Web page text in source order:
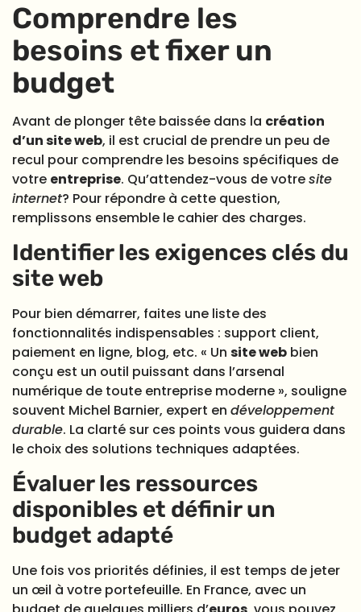
Comprendre les
besoins et fixer un
budget
Avant de plonger tête baissée dans la création
d’un site web, il est crucial de prendre un peu de
recul pour comprendre les besoins spécifiques de
votre entreprise. Qu’attendez-vous de votresite
internet? Pour répondre à cette question,
remplissons ensemble le cahier des charges.
Identifier les exigences clés du
site web
Pour bien démarrer, faites une liste des
fonctionnalités indispensables : support client,
paiement en ligne, blog, etc. « Un site web bien
conçu est un outil puissant dans l’arsenal
numérique de toute entreprise moderne », souligne
souvent Michel Barnier, expert en développement
durable. La clarté sur ces points vous guidera dans
le choix des solutions techniques adaptées.
Évaluer les ressources
disponibles et définir un
budget adapté
Une fois vos priorités définies, il est temps de jeter
un œil à votre portefeuille. En France, avec un